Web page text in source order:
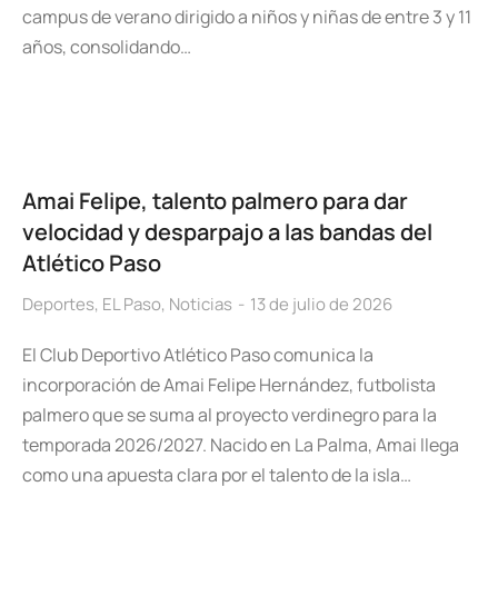
campus de verano dirigido a niños y niñas de entre 3 y 11
años, consolidando…
Amai Felipe, talento palmero para dar
velocidad y desparpajo a las bandas del
Atlético Paso
Deportes, EL Paso, Noticias 13 de julio de 2026
El Club Deportivo Atlético Paso comunica la
incorporación de Amai Felipe Hernández, futbolista
palmero que se suma al proyecto verdinegro para la
temporada 2026/2027. Nacido en La Palma, Amai llega
como una apuesta clara por el talento de la isla…